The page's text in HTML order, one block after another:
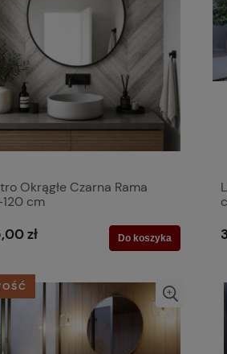
Okrągłe Czarna Rama
cm
zł Do koszyka